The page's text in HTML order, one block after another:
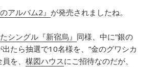
のアルバム2』 が発売されましたね。
シングル『新宿烏』 同様、中に”銀の
出たら抽選で10名様を、”金のグワシカ
員を、楳図ハウスにご招待なのだが、